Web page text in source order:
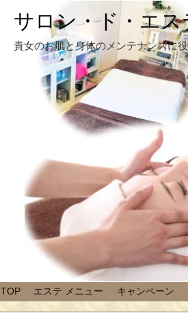
サロン・ド・エ
貴女のお肌と身体のメンテナンスに
TOP エステ メニュー キャンペーン